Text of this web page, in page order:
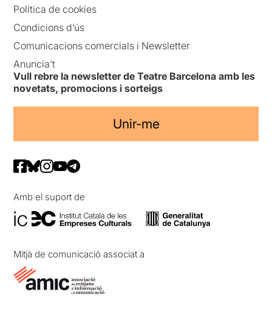
Política de cookies
Condicions d’ús
Comunicacions comercials i Newsletter
Anuncia’t
Vull rebre la newsletter de Teatre Barcelona amb les
novetats, promocions i sorteigs
Unir-me
Amb el suport de
Mitjà de comunicació associat a